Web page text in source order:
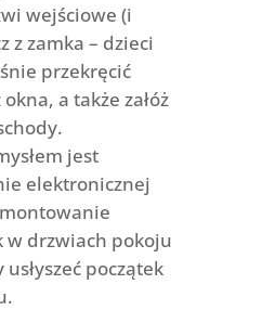
wejściowe (i
z zamka – dzieci
przekręcić
a także załóż
jest
elektronicznej
w drzwiach pokoju
początek